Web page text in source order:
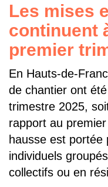
Les mises
continuent
premier
En Hauts-de-
de chantier ont
trimestre 2025,
rapport au
hausse est portée
individuels
collectifs ou en